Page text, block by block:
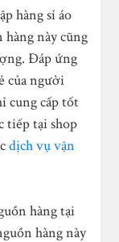
hàng sỉ áo
hàng này cũng
Đáp ứng
của người
cung cấp tốt
tiếp tại shop
dịch vụ vận
hàng tại
hàng này